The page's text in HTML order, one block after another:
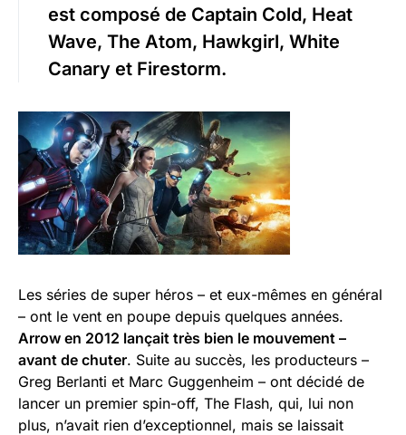
est composé de Captain Cold, Heat
Wave, The Atom, Hawkgirl, White
Canary et Firestorm.
Les séries de super héros – et eux-mêmes en général
– ont le vent en poupe depuis quelques années.
Arrow en 2012 lançait très bien le mouvement –
avant de chuter. Suite au succès, les producteurs –
Greg Berlanti et Marc Guggenheim – ont décidé de
lancer un premier spin-off, The Flash, qui, lui non
plus, n’avait rien d’exceptionnel, mais se laissait